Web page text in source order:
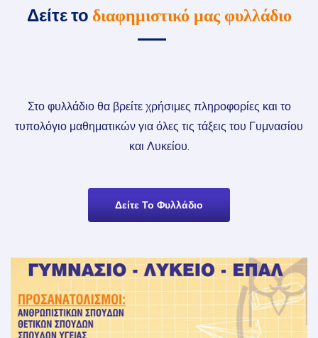
Δείτε το διαφημιστικό μας φυλλάδιο
Στο φυλλάδιο θα βρείτε χρήσιμες πληροφορίες και το
τυπολόγιο μαθηματικών για όλες τις τάξεις του Γυμνασίου
και Λυκείου.
Δείτε Το Φυλλάδιο